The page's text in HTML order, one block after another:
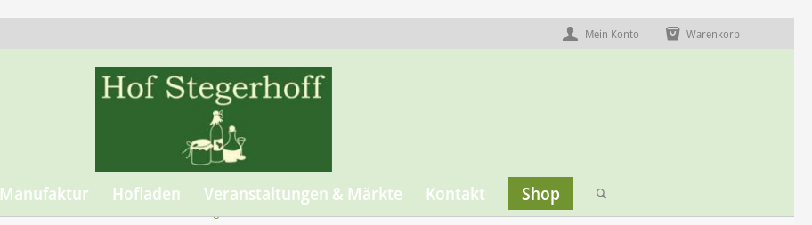
Mein Konto Warenkorb
Manufaktur Hofladen Veranstaltungen & Märkte Kontakt Shop